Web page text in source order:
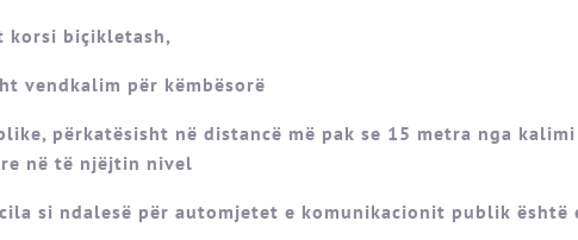
korsi biçikletash,
vendkalim për këmbësorë
përkatësisht në distancë më pak se 15 metra nga
në të njëjtin nivel
si ndalesë për automjetet e komunikacionit publik është